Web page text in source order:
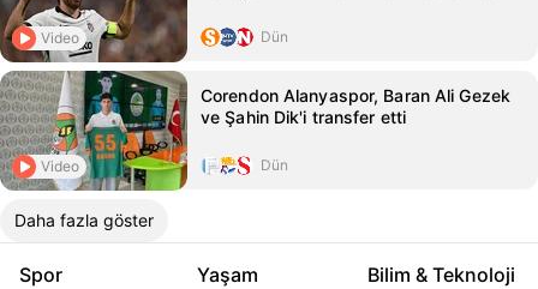
Video Dün
Video
Corendon Alanyaspor, Baran Ali Gezek
ve Şahin Dik'i transfer etti
Dün
Daha fazla göster
Spor Yaşam Bilim & Teknoloji